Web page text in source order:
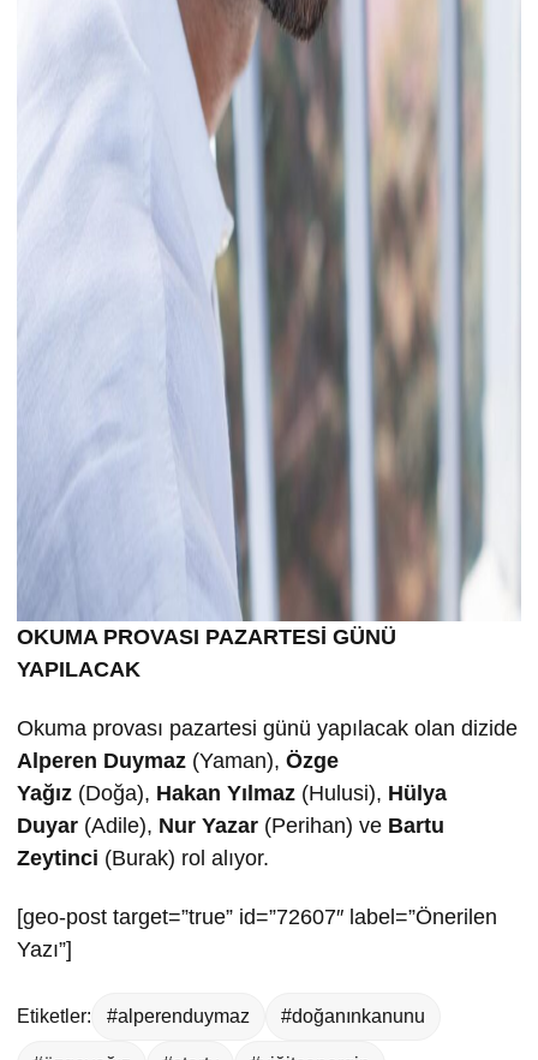
OKUMA PROVASI PAZARTESİ GÜNÜ
YAPILACAK
Okuma provası pazartesi günü yapılacak olan dizide
Alperen Duymaz (Yaman), Özge
Yağız (Doğa), Hakan Yılmaz (Hulusi), Hülya
Duyar (Adile), Nur Yazar (Perihan) ve Bartu
Zeytinci (Burak) rol alıyor.
[geo-post target=”true” id=”72607″ label=”Önerilen
Yazı”]
Etiketler: #alperenduymaz #doğanınkanunu